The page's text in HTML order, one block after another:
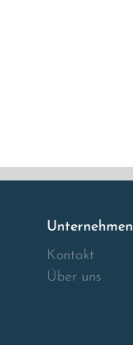
Unternehmen
Kontakt
Über uns